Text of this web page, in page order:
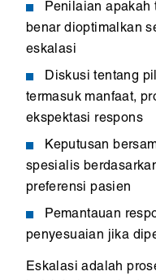
Penilaian apakah
benar dioptimalkan
eskalasi
Diskusi tentang
termasuk manfaat,
ekspektasi respons
Keputusan
spesialis
preferensi pasien
Pemantauan
penyesuaian jika
Eskalasi adalah